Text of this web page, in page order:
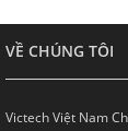
VỀ CHÚNG TÔI
Victech Việt Nam